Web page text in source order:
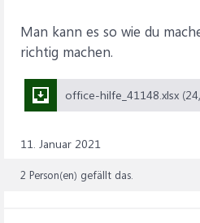
Man kann es so wie du
richtig machen.
office-hilfe_41148.xlsx
11. Januar 2021
2 Person(en) gefällt das.